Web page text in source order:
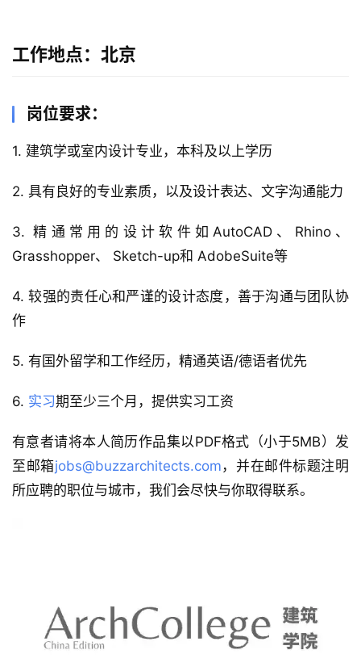
内
设
城
与
观
建
专
极
速
工
作
流
登录 注册
工作地点：北京
岗位要求：
1. 建筑学或室内设计专业，本科及以上学历
2. 具有良好的专业素质，以及设计表达、文字沟通能力
3. 精通常用的设计软件如AutoCAD、Rhino、
Grasshopper、 Sketch-up和 AdobeSuite等
4. 较强的责任心和严谨的设计态度，善于沟通与团队协
作
5. 有国外留学和工作经历，精通英语/德语者优先
6. 实习期至少三个月，提供实习工资
有意者请将本人简历作品集以PDF格式（小于5MB）发
至邮箱jobs@buzzarchitects.com ，并在邮件标题注明
所应聘的职位与城市，我们会尽快与你取得联系。